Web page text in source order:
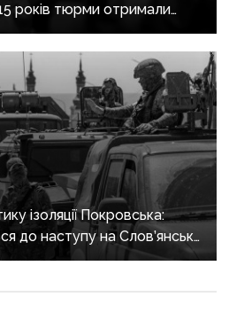
років тюрми отримали
воювали на боці рф
ізоляції Покровська:
до наступу на Слов’янськ і